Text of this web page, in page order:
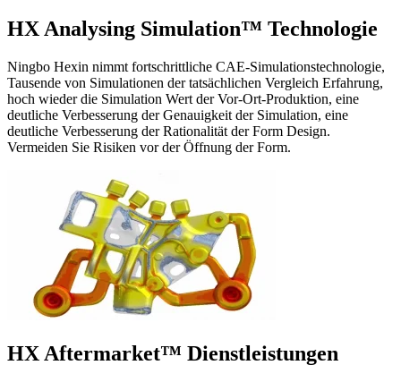
HX Analysing Simulation™ Technologie
Ningbo Hexin nimmt fortschrittliche CAE-Simulationstechnologie,
Tausende von Simulationen der tatsächlichen Vergleich Erfahrung,
hoch wieder die Simulation Wert der Vor-Ort-Produktion, eine
deutliche Verbesserung der Genauigkeit der Simulation, eine
deutliche Verbesserung der Rationalität der Form Design.
Vermeiden Sie Risiken vor der Öffnung der Form.
HX Aftermarket™ Dienstleistungen